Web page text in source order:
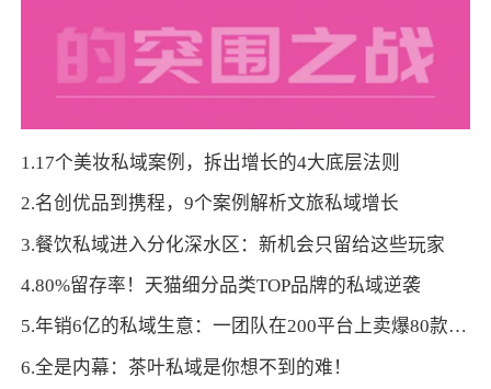
1.17个美妆私域案例，拆出增长的4大底层法则
2.名创优品到携程，9个案例解析文旅私域增长
3.餐饮私域进入分化深水区：新机会只留给这些玩家
4.80%留存率！天猫细分品类TOP品牌的私域逆袭
5.年销6亿的私域生意：一团队在200平台上卖爆80款产品
6.全是内幕：茶叶私域是你想不到的难！